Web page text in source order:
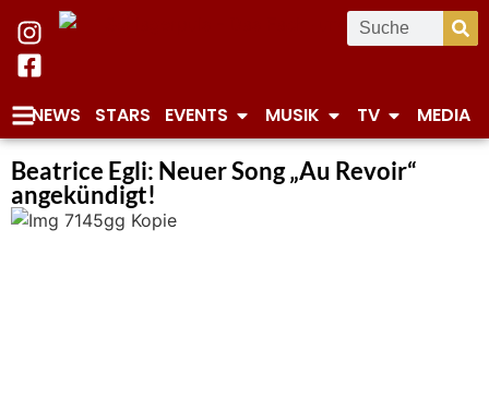
NEWS STARS EVENTS MUSIK TV MEDIA
Beatrice Egli: Neuer Song „Au Revoir“
angekündigt!